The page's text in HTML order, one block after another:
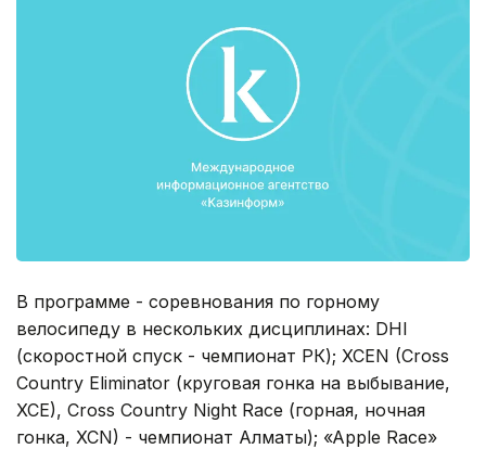
В программе - соревнования по горному
велосипеду в нескольких дисциплинах: DHI
(скоростной спуск - чемпионат РК); XCEN (Cross
Country Eliminator (круговая гонка на выбывание,
XCE), Cross Country Night Race (горная, ночная
гонка, XCN) - чемпионат Алматы); «Apple Race»